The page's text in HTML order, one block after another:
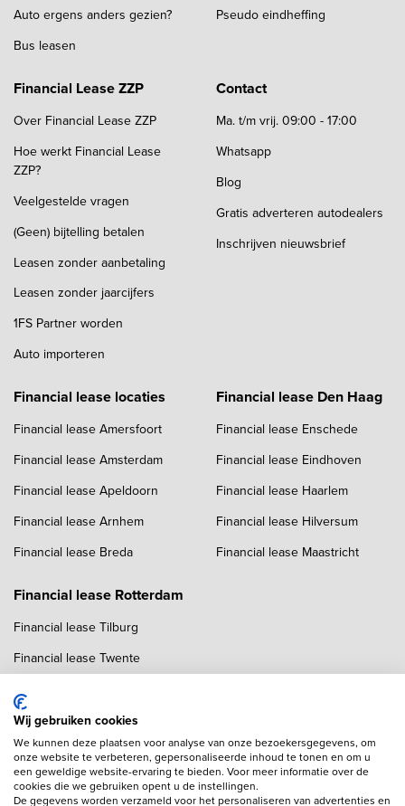
Auto ergens anders gezien?
Bus leasen
Pseudo eindheffing
Financial Lease ZZP
Over Financial Lease ZZP
Hoe werkt Financial Lease
ZZP?
Veelgestelde vragen
(Geen) bijtelling betalen
Leasen zonder aanbetaling
Leasen zonder jaarcijfers
1FS Partner worden
Auto importeren
Contact
Ma. t/m vrij. 09:00 - 17:00
Whatsapp
Blog
Gratis adverteren autodealers
Inschrijven nieuwsbrief
Financial lease locaties
Financial lease Amersfoort
Financial lease Amsterdam
Financial lease Apeldoorn
Financial lease Arnhem
Financial lease Breda
Financial lease Den Haag
Financial lease Enschede
Financial lease Eindhoven
Financial lease Haarlem
Financial lease Hilversum
Financial lease Maastricht
Financial lease Rotterdam
Financial lease Tilburg
Financial lease Twente
Financial lease Zwolle
Wij gebruiken cookies
We kunnen deze plaatsen voor analyse van onze bezoekersgegevens, om
onze website te verbeteren, gepersonaliseerde inhoud te tonen en om u
een geweldige website-ervaring te bieden. Voor meer informatie over de
cookies die we gebruiken opent u de instellingen.
De gegevens worden verzameld voor het personaliseren van advertenties en